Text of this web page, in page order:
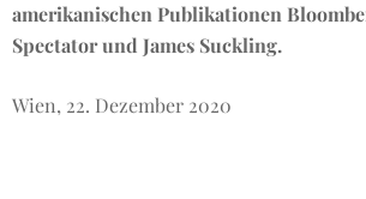
amerikanischen Publikationen
Spectator und James Suckling.
Wien, 22. Dezember 2020